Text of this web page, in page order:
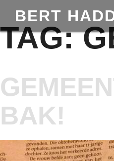
BERT
TAG:
BAK!